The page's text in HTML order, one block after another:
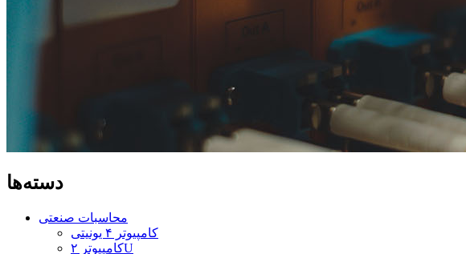
دسته‌ها
محاسبات صنعتی
کامپیوتر ۴ یونیتی
کامپیوتر ۲U